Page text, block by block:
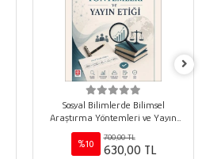
Sosyal Bilimlerde Bilimsel
Araştırma Yöntemleri ve Yayın
Etiği / Mehmet Marangoz
%10
700,00 TL
630,00 TL